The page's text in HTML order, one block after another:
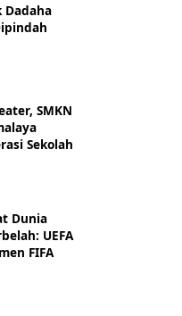
Dadaha
SMKN
Sekolah
Dunia
UEFA
FIFA